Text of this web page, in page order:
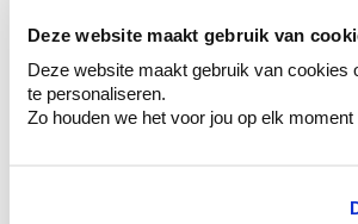
Deze website maakt gebruik van
Deze website maakt gebruik van cookies
te personaliseren.
Zo houden we het voor jou op elk moment
te verfijnen.
Krijg persoonlijk advies om
combineren.